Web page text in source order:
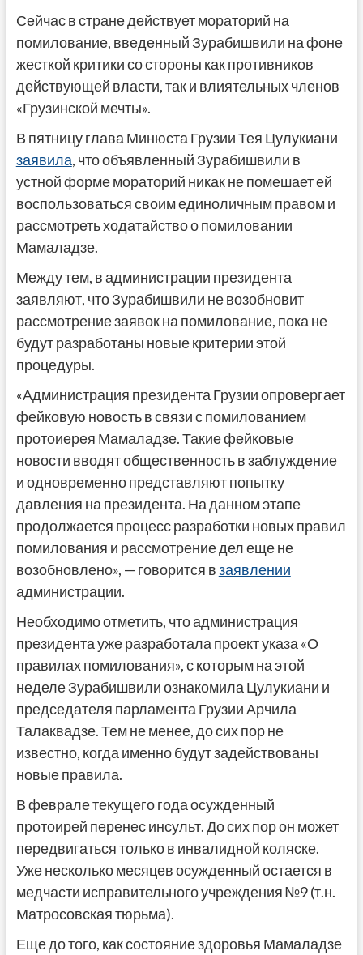
Сейчас в стране действует мораторий на
помилование, введенный Зурабишвили на фоне
жесткой критики со стороны как противников
действующей власти, так и влиятельных членов
«Грузинской мечты».
В пятницу глава Минюста Грузии Тея Цулукиани
заявила, что объявленный Зурабишвили в
устной форме мораторий никак не помешает ей
воспользоваться своим единоличным правом и
рассмотреть ходатайство о помиловании
Мамаладзе.
Между тем, в администрации президента
заявляют, что Зурабишвили не возобновит
рассмотрение заявок на помилование, пока не
будут разработаны новые критерии этой
процедуры.
«Администрация президента Грузии опровергает
фейковую новость в связи с помилованием
протоиерея Мамаладзе. Такие фейковые
новости вводят общественность в заблуждение
и одновременно представляют попытку
давления на президента. На данном этапе
продолжается процесс разработки новых правил
помилования и рассмотрение дел еще не
возобновлено», — говорится взаявлении
администрации.
Необходимо отметить, что администрация
президента уже разработала проект указа «О
правилах помилования», с которым на этой
неделе Зурабишвили ознакомила Цулукиани и
председателя парламента Грузии Арчила
Талаквадзе. Тем не менее, до сих пор не
известно, когда именно будут задействованы
новые правила.
В феврале текущего года осужденный
протоирей перенес инсульт. До сих пор он может
передвигаться только в инвалидной коляске.
Уже несколько месяцев осужденный остается в
медчасти исправительного учреждения №9 (т.н.
Матросовская тюрьма).
Еще до того, как состояние здоровья Мамаладзе